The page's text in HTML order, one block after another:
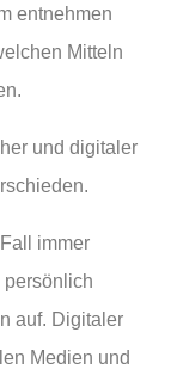
entnehmen
Mitteln
und digitaler
immer
persönlich
auf. Digitaler
Medien und